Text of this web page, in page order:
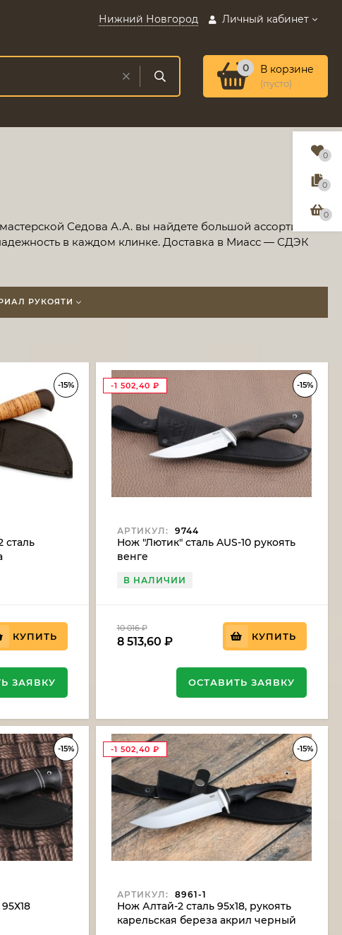
Нижний Новгород Личный кабинет
0 В корзине
(пусто)
Седова А.А. вы найдете большой ассортимент
в каждом клинке. Доставка в Миасс — СДЭК
РУКОЯТИ
-15%
КУПИТЬ
ЗАЯВКУ
-15%
-1 502,40 ₽
АРТИКУЛ: 9744
Нож "Лютик" сталь AUS-10 рукоять
венге
В НАЛИЧИИ
10 016₽
8 513,60 ₽ КУПИТЬ
ОСТАВИТЬ ЗАЯВКУ
-15% -15%
-1 502,40 ₽
АРТИКУЛ: 8961-1
Нож Алтай-2 сталь 95х18, рукоять
карельская береза акрил черный
0
0
0